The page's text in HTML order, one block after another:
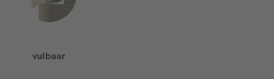
vulbaar